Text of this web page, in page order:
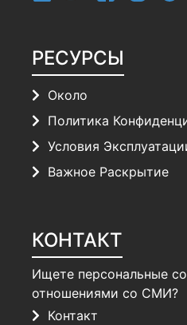
РЕСУРСЫ
Около
Политика
Условия
Важное Раскрытие
КОНТАКТ
Ищете персональные
отношениями со СМИ?
Контакт